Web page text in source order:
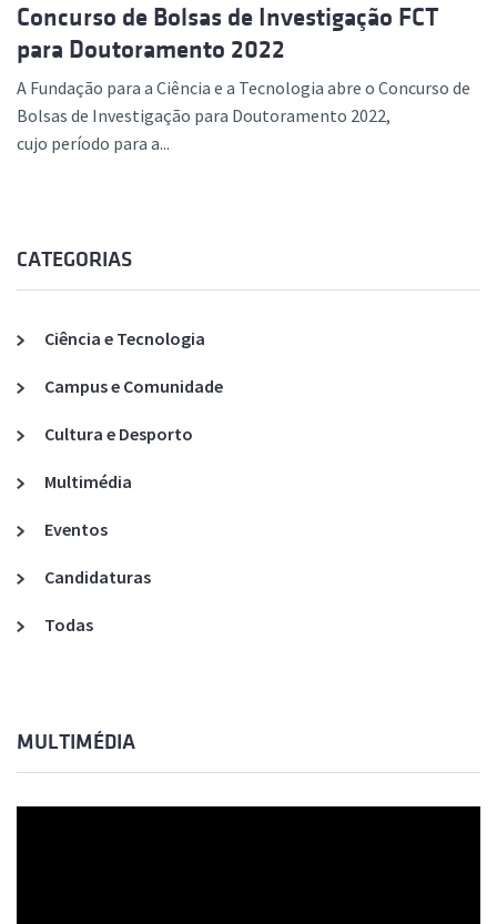
Concurso de Bolsas de Investigação FCT
para Doutoramento 2022
A Fundação para a Ciência e a Tecnologia abre o Concurso de
Bolsas de Investigação para Doutoramento 2022,
cujo período para a...
CATEGORIAS
Ciência e Tecnologia
Campus e Comunidade
Cultura e Desporto
Multimédia
Eventos
Candidaturas
Todas
MULTIMÉDIA